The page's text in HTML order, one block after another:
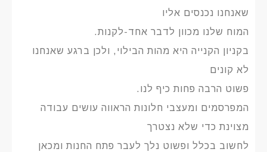
שאנחנו נכנסים אליו
המוח שלנו מכוון לדבר אחד-לקנות.
בקניון הקנייה היא מהות הבילוי, ולכן ברגע שאנחנו
לא קונים
פשוט הרבה פחות כיף לנו.
המפרסמים ומעצבי חלונות הראווה עושים עבודה
מצוינת כדי שלא נצטרך
לחשוב בכלל ופשוט נלך לעבר פתח החנות ומכאן